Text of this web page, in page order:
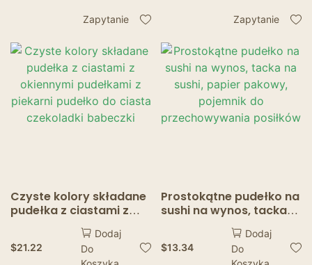
Jakości Jednorazowe
na Wynos i Na Wynos
Zapytanie
na Przekąski z Papieru
Zapytanie
Czyste kolory składane
pudełka z ciastami z
okiennymi pudełkami z
piekarni pudełko do
ciasta czekoladki
$21.22
Dodaj
Do
Prostokątne pudełko na
sushi na wynos, tacka
na sushi, papier
pakowy, pojemnik do
przechowywania
$13.34
Dodaj
Do